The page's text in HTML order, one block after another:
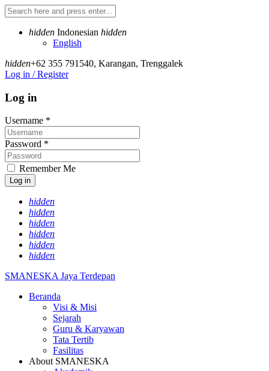
hidden Indonesian hidden
English
hidden+62 355 791540, Karangan, Trenggalek
Log in / Register
Log in
Username *
Password *
Remember Me
Log in
hidden
hidden
hidden
hidden
hidden
hidden
SMANESKA Jaya Terdepan
Beranda
Visi & Misi
Sejarah
Guru & Karyawan
Tata Tertib
Fasilitas
About SMANESKA